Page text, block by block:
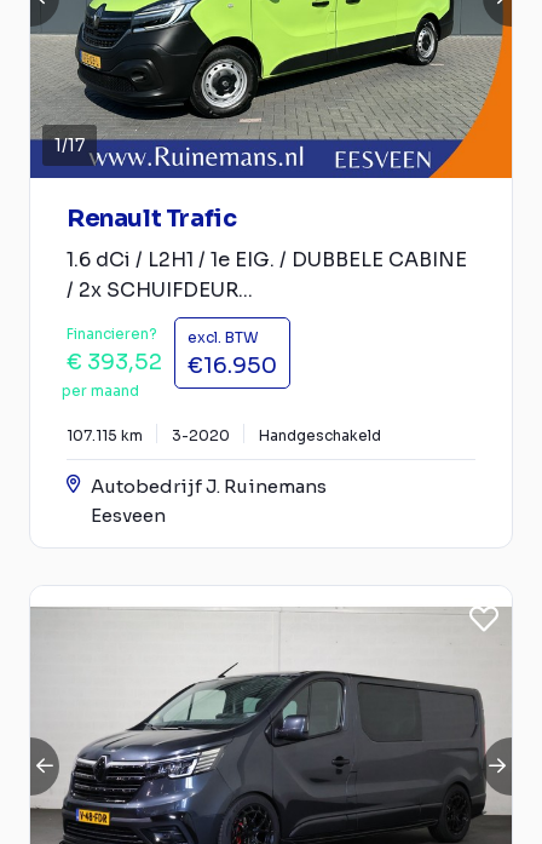
1/17
Renault Trafic
1.6 dCi / L2H1 / 1e EIG. / DUBBELE CABINE
/ 2x SCHUIFDEUR...
Financieren?
€ 393,52
per maand
excl. BTW
€16.950
107.115 km 3-2020 Handgeschakeld
Autobedrijf J. Ruinemans
Eesveen